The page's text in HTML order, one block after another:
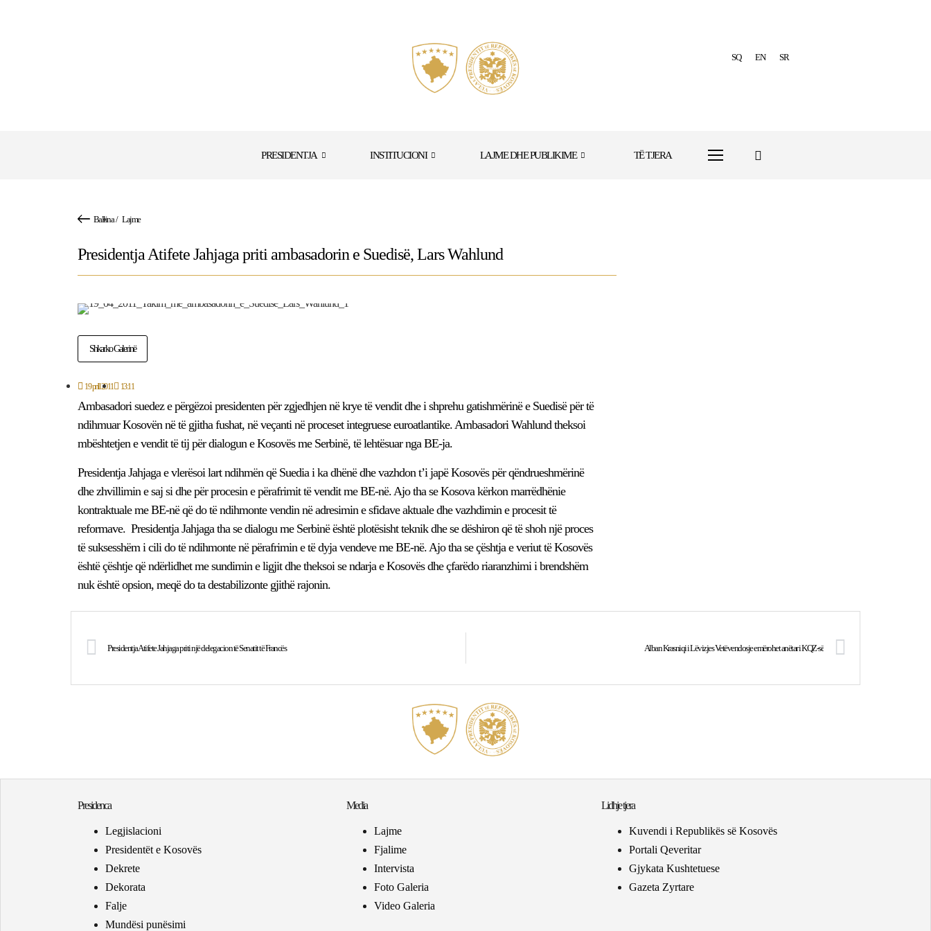
SQ EN SR
PRESIDENTJA INSTITUCIONI LAJME DHE PUBLIKIME TË TJERA
Ballina/ Lajme
Presidentja Atifete Jahjaga priti ambasadorin e Suedisë, Lars Wahlund
Shkarko Galerinë
19 prill 2011 13:11
Ambasadori suedez e përgëzoi presidenten për zgjedhjen në krye të vendit dhe i shprehu gatishmërinë e Suedisë për të
ndihmuar Kosovën në të gjitha fushat, në veçanti në proceset integruese euroatlantike. Ambasadori Wahlund theksoi
mbështetjen e vendit të tij për dialogun e Kosovës me Serbinë, të lehtësuar nga BE-ja.
Presidentja Jahjaga e vlerësoi lart ndihmën që Suedia i ka dhënë dhe vazhdon t’i japë Kosovës për qëndrueshmërinë
dhe zhvillimin e saj si dhe për procesin e përafrimit të vendit me BE-në. Ajo tha se Kosova kërkon marrëdhënie
kontraktuale me BE-në që do të ndihmonte vendin në adresimin e sfidave aktuale dhe vazhdimin e procesit të
reformave. Presidentja Jahjaga tha se dialogu me Serbinë është plotësisht teknik dhe se dëshiron që të shoh një proces
të suksesshëm i cili do të ndihmonte në përafrimin e të dyja vendeve me BE-në. Ajo tha se çështja e veriut të Kosovës
është çështje që ndërlidhet me sundimin e ligjit dhe theksoi se ndarja e Kosovës dhe çfarëdo riaranzhimi i brendshëm
nuk është opsion, meqë do ta destabilizonte gjithë rajonin.
Presidentja Atifete Jahjaga priti një delegacion të Senatit të Francës Alban Krasniqi i Lëvizjes Vetëvendosje emërohet anëtar i KQZ-së
Presidenca
Legjislacioni
Presidentët e Kosovës
Dekrete
Dekorata
Falje
Mundësi punësimi
Media
Lajme
Fjalime
Intervista
Foto Galeria
Video Galeria
Lidhje tjera
Kuvendi i Republikës së Kosovës
Portali Qeveritar
Gjykata Kushtetuese
Gazeta Zyrtare